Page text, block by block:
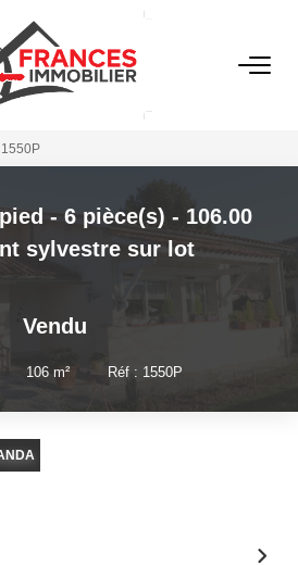
LOCATIVE
AGENCE
CONTACT
- 6 pièce(s) - 106.00
sylvestre sur lot
Vendu
106 m² Réf : 1550P